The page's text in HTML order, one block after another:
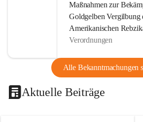
Maßnahmen zur
Goldgelben Vergilbung
Amerikanischen
Verordnungen
Alle Bekanntmachungen
Aktuelle Beiträge